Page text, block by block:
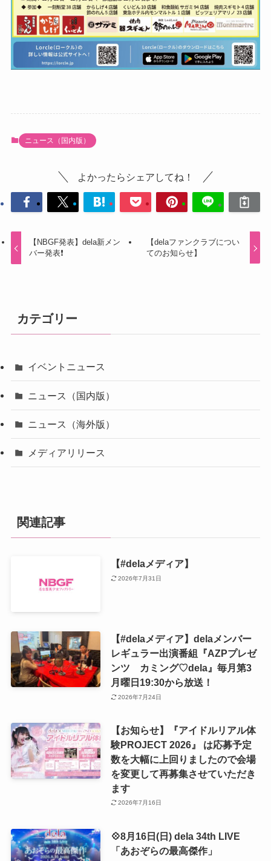
ニュース（国内版）
よかったらシェアしてね！
【NBGF発表】dela新メン
バー発表❗️
【delaファンクラブについ
てのお知らせ】
カテゴリー
イベントニュース
ニュース（国内版）
ニュース（海外版）
メディアリリース
関連記事
【#delaメディア】
2026年7月31日
【#delaメディア】delaメンバー
レギュラー出演番組『AZPプレゼ
ンツ カミング♡dela』毎月第3
月曜日19:30から放送！
2026年7月24日
【お知らせ】『アイドルリアル体
験PROJECT 2026』 は応募予定
数を大幅に上回りましたので会場
を変更して再募集させていただき
ます
2026年7月16日
💠8月16日(日) dela 34th LIVE
「あおぞらの最高傑作」